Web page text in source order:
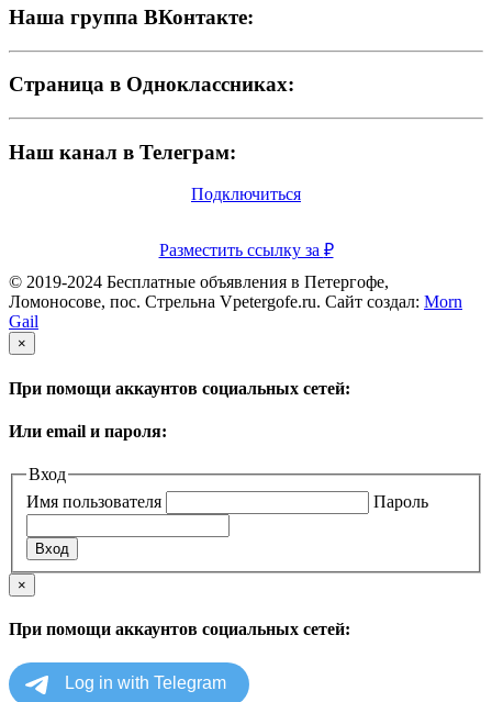
Наша группа ВКонтакте:
Страница в Одноклассниках:
Наш канал в Телеграм:
Подключиться
Разместить ссылку за ₽
© 2019-2024 Бесплатные объявления в Петергофе,
Ломоносове, пос. Стрельна Vpetergofe.ru. Сайт создал: Morn
Gail
×
При помощи аккаунтов социальных сетей:
Или email и пароля:
Вход
Имя пользователя
Пароль
×
При помощи аккаунтов социальных сетей: